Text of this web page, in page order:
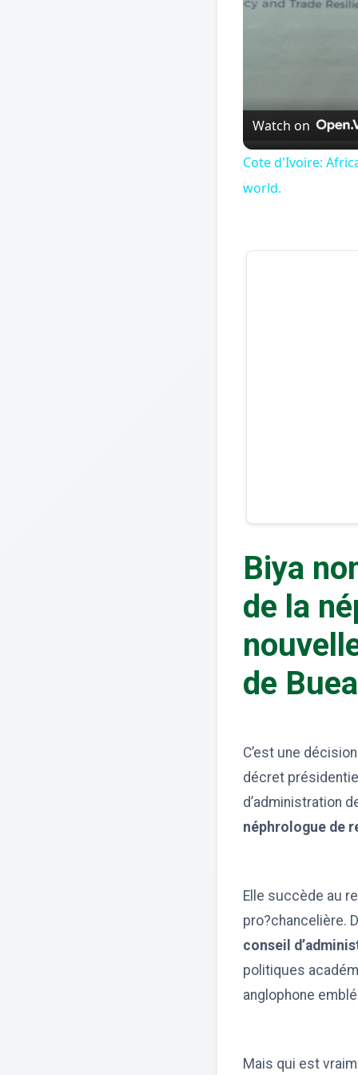
Watch on
Cote d'Ivoire:
world.
Biya
de la
de Buea
C’est une
décret
d’administration
néphrologue de
Elle succède au
pro?chancelière.
conseil
politiques
anglophone
Mais qui est